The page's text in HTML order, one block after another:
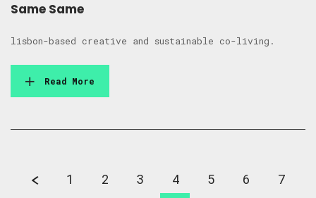
Same Same
lisbon-based creative and sustainable co-living.
Read More
1 2 3 4 5 6
7